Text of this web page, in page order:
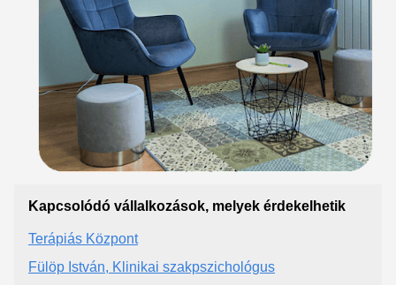
Kapcsolódó vállalkozások, melyek érdekelhetik
Terápiás Központ
Fülöp István, Klinikai szakpszichológus